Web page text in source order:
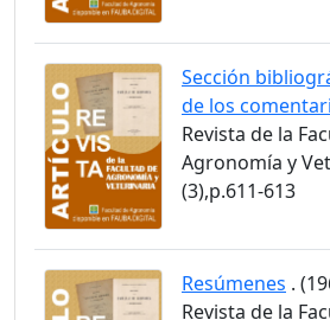
Sección
de los
Revista de la
Agronomía y
(3),p.611-613
Resúmenes .
Revista de la